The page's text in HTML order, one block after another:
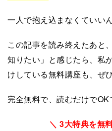
一人で抱え込まなくていいん
この記事を読み終えたあと
知りたい」と感じたら、私
けしている無料講座も、ぜ
完全無料で、読むだけでOK
＼ 3大特典を無